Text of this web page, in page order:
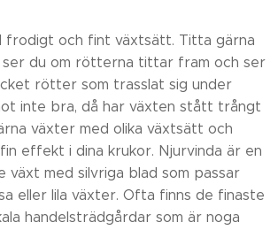
frodigt och fint växtsätt. Titta gärna
ser du om rötterna tittar fram och ser
rötter som trasslat sig under
inte bra, då har växten stått trångt
växter med olika växtsätt och
effekt i dina krukor. Njurvinda är en
växt med silvriga blad som passar
eller lila växter. Ofta finns de finaste
handelsträdgårdar som är noga